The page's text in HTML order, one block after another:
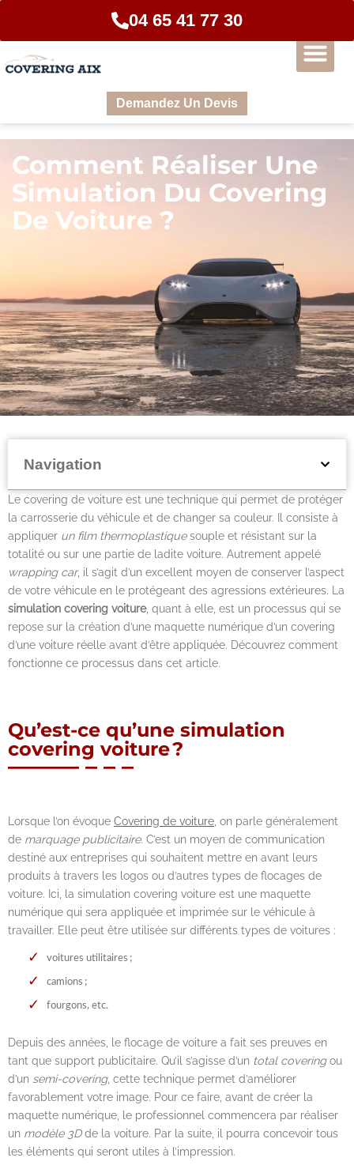
04 65 41 77 30
Demandez Un Devis
Comment Réaliser Une
Simulation Du Covering
De Voiture ?
Navigation
Le covering de voiture est une technique qui permet de protéger
la carrosserie du véhicule et de changer sa couleur. Il consiste à
appliquer un film thermoplastiquesouple et résistant sur la
totalité ou sur une partie de ladite voiture. Autrement appelé
wrapping car, il s’agit d’un excellent moyen de conserver l’aspect
de votre véhicule en le protégeant des agressions extérieures. La
simulation covering voiture, quant à elle, est un processus qui se
repose sur la création d’une maquette numérique d’un covering
d’une voiture réelle avant d’être appliquée. Découvrez comment
fonctionne ce processus dans cet article.
Qu’est-ce qu’une simulation
covering voiture ?
Lorsque l’on évoque Covering de voiture , on parle généralement
de marquage publicitaire. C’est un moyen de communication
destiné aux entreprises qui souhaitent mettre en avant leurs
produits à travers les logos ou d’autres types de flocages de
voiture. Ici, la simulation covering voiture est une maquette
numérique qui sera appliquée et imprimée sur le véhicule à
travailler. Elle peut être utilisée sur différents types de voitures :
voitures utilitaires ;
camions ;
fourgons, etc.
Depuis des années, le flocage de voiture a fait ses preuves en
tant que support publicitaire. Qu’il s’agisse d’un total coveringou
d’un semi-covering, cette technique permet d’améliorer
favorablement votre image. Pour ce faire, avant de créer la
maquette numérique, le professionnel commencera par réaliser
un modèle 3Dde la voiture. Par la suite, il pourra concevoir tous
les éléments qui seront utiles à l’impression.